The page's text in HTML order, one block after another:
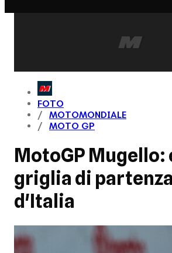
FOTO
MOTOMONDIALE
MOTO GP
MotoGP Mugello:
griglia di partenza
d'Italia